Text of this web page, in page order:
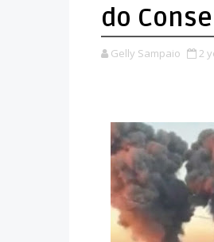
do
Gelly Sampaio 2